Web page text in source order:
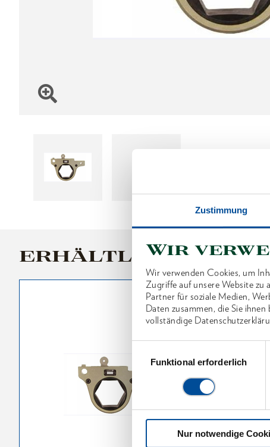
Zustimmung
Wir
Wir verwenden Cookies, um
Zugriffe auf unsere Website zu
Partner für soziale Medien,
Daten zusammen, die Sie
vollständige
Funktional erforderlich
Nur notwendige
ERHÄLTLICHE